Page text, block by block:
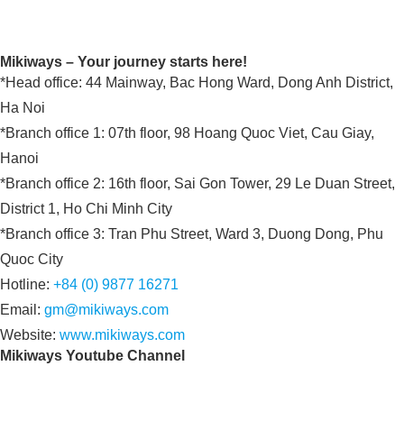
Mikiways – Your journey starts here!
*Head office: 44 Mainway, Bac Hong Ward, Dong Anh District,
Ha Noi
*Branch office 1: 07th floor, 98 Hoang Quoc Viet, Cau Giay,
Hanoi
*Branch office 2: 16th floor, Sai Gon Tower, 29 Le Duan Street,
District 1, Ho Chi Minh City
*Branch office 3: Tran Phu Street, Ward 3, Duong Dong, Phu
Quoc City
Hotline: +84 (0) 9877 16271
Email: gm@mikiways.com
Website: www.mikiways.com
Mikiways Youtube Channel